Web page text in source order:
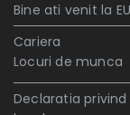
Bine ati venit la
Cariera
Locuri de munca
Declaratia